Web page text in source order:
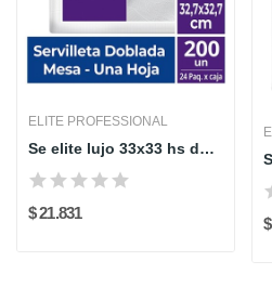
ELITE PROFESSIONAL
Se elite lujo 33x33 hs doblada x 200und...
$ 21.831